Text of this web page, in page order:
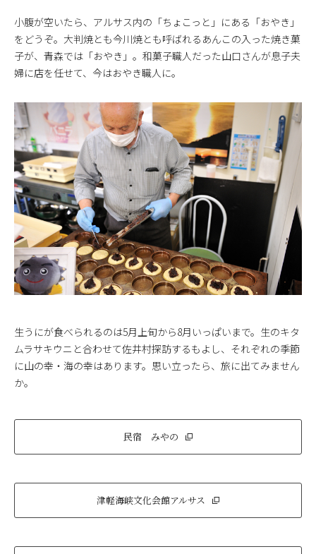
小腹が空いたら、アルサス内の「ちょこっと」にある「おやき」
をどうぞ。大判焼とも今川焼とも呼ばれるあんこの入った焼き菓
子が、青森では「おやき」。和菓子職人だった山口さんが息子夫
婦に店を任せて、今はおやき職人に。
生うにが食べられるのは5月上旬から8月いっぱいまで。生のキタ
ムラサキウニと合わせて佐井村探訪するもよし、それぞれの季節
に山の幸・海の幸はあります。思い立ったら、旅に出てみません
か。
民宿 みやの
津軽海峡文化会館アルサス